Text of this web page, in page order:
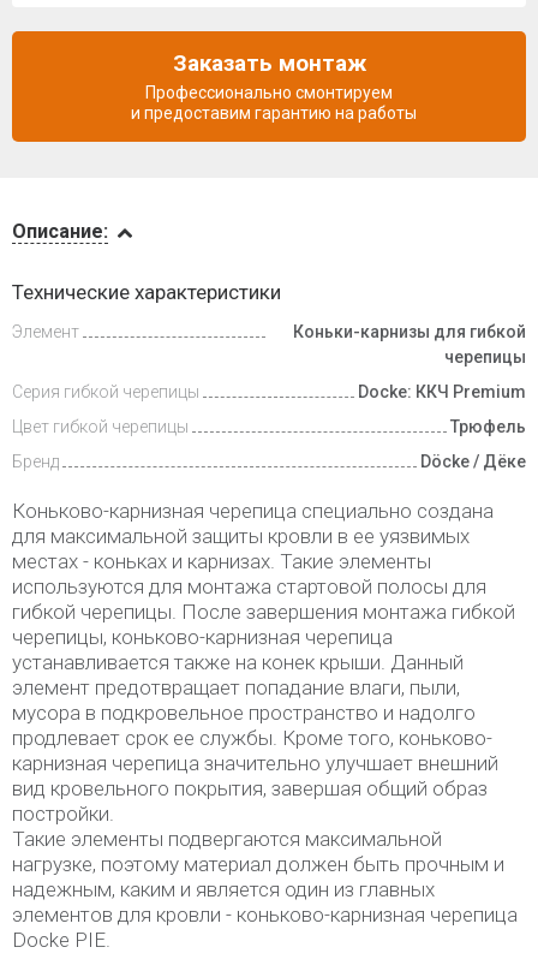
Доставка
Описание:
Технические характеристики
Элемент
Коньки-карнизы для гибкой
черепицы
Серия гибкой черепицы
Docke: ККЧ Premium
Цвет гибкой черепицы
Трюфель
Бренд
Döcke / Дёке
Коньково-карнизная черепица специально создана
для максимальной защиты кровли в ее уязвимых
местах - коньках и карнизах. Такие элементы
используются для монтажа стартовой полосы для
гибкой черепицы. После завершения монтажа гибкой
черепицы, коньково-карнизная черепица
устанавливается также на конек крыши. Данный
элемент предотвращает попадание влаги, пыли,
мусора в подкровельное пространство и надолго
продлевает срок ее службы. Кроме того, коньково-
карнизная черепица значительно улучшает внешний
вид кровельного покрытия, завершая общий образ
постройки.
Такие элементы подвергаются максимальной
нагрузке, поэтому материал должен быть прочным и
надежным, каким и является один из главных
элементов для кровли - коньково-карнизная черепица
Docke PIE.
Заказать монтаж
Профессионально смонтируем
и предоставим гарантию на работы